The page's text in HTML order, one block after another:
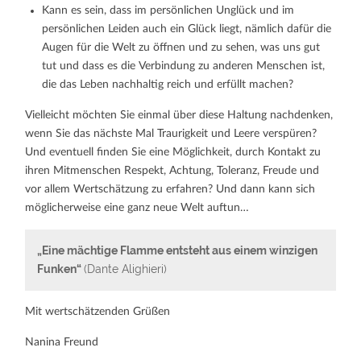
Kann es sein, dass im persönlichen Unglück und im
persönlichen Leiden auch ein Glück liegt, nämlich dafür die
Augen für die Welt zu öffnen und zu sehen, was uns gut
tut und dass es die Verbindung zu anderen Menschen ist,
die das Leben nachhaltig reich und erfüllt machen?
Vielleicht möchten Sie einmal über diese Haltung nachdenken,
wenn Sie das nächste Mal Traurigkeit und Leere verspüren?
Und eventuell finden Sie eine Möglichkeit, durch Kontakt zu
ihren Mitmenschen Respekt, Achtung, Toleranz, Freude und
vor allem Wertschätzung zu erfahren? Und dann kann sich
möglicherweise eine ganz neue Welt auftun…
„Eine mächtige Flamme entsteht aus einem winzigen
Funken“(Dante Alighieri)
Mit wertschätzenden Grüßen
Nanina Freund